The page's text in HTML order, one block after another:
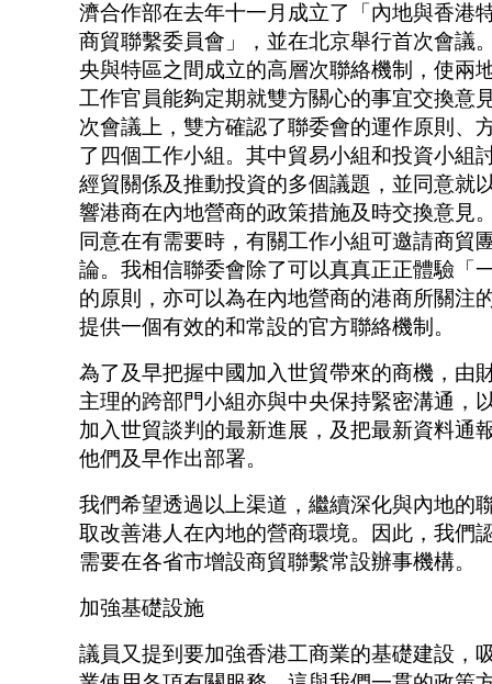
濟合作部在去年十一月成立了「內地與香港
商貿聯繫委員會」，並在北京舉行首次會議
央與特區之間成立的高層次聯絡機制，使兩
工作官員能夠定期就雙方關心的事宜交換意
次會議上，雙方確認了聯委會的運作原則、
了四個工作小組。其中貿易小組和投資小組
經貿關係及推動投資的多個議題，並同意就
響港商在內地營商的政策措施及時交換意見
同意在有需要時，有關工作小組可邀請商貿
論。我相信聯委會除了可以真真正正體驗「
的原則，亦可以為在內地營商的港商所關注
提供一個有效的和常設的官方聯絡機制。
為了及早把握中國加入世貿帶來的商機，由
主理的跨部門小組亦與中央保持緊密溝通，
加入世貿談判的最新進展，及把最新資料通
他們及早作出部署。
我們希望透過以上渠道，繼續深化與內地的
取改善港人在內地的營商環境。因此，我們
需要在各省市增設商貿聯繫常設辦事機構。
加強基礎設施
議員又提到要加強香港工商業的基礎建設，